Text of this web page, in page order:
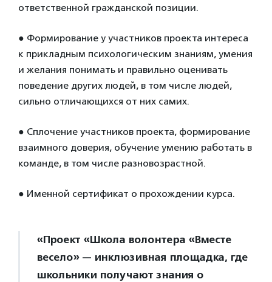
ответственной гражданской позиции.
● Формирование у участников проекта интереса
к прикладным психологическим знаниям, умения
и желания понимать и правильно оценивать
поведение других людей, в том числе людей,
сильно отличающихся от них самих.
● Сплочение участников проекта, формирование
взаимного доверия, обучение умению работать в
команде, в том числе разновозрастной.
● Именной сертификат о прохождении курса.
«Проект «Школа волонтера «Вместе
весело» — инклюзивная площадка, где
школьники получают знания о